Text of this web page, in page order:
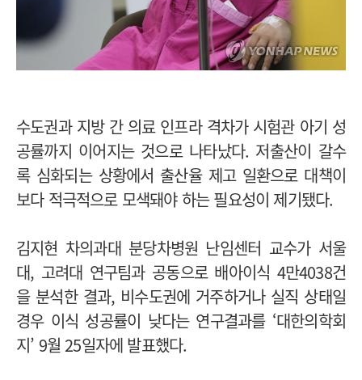
수도권과 지방 간 의료 인프라 격차가 시험관 아기 성
공률까지 이어지는 것으로 나타났다. 저출산이 갈수
록 심화되는 상황에서 출산율 제고 일환으로 대책이
보다 적극적으로 모색돼야 하는 필요성이 제기됐다.
김지현 차의과대 분당차병원 난임센터 교수가 서울
대, 고려대 연구팀과 공동으로 배아이식 4만4038건
을 분석한 결과, 비수도권에 거주하거나 실직 상태일
경우 이식 성공률이 낮다는 연구결과를 ‘대한의학회
지’ 9월 25일자에 발표했다.